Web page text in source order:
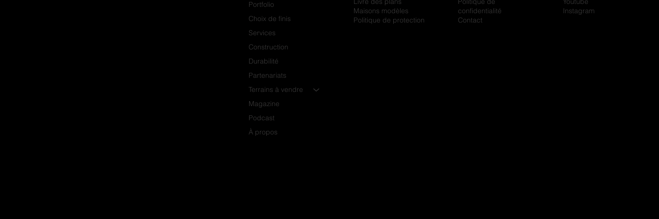
Portfolio
Choix de finis
Services
Construction
Durabilité
Partenariats
Terrains à vendre
Magazine
Podcast
À propos
Maisons modèles
Politique de protection
confidentialité
Contact
Instagram